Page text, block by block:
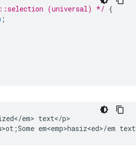
(universal) */ {
;
em> text</p>
em<emp>hasiz<ed>/